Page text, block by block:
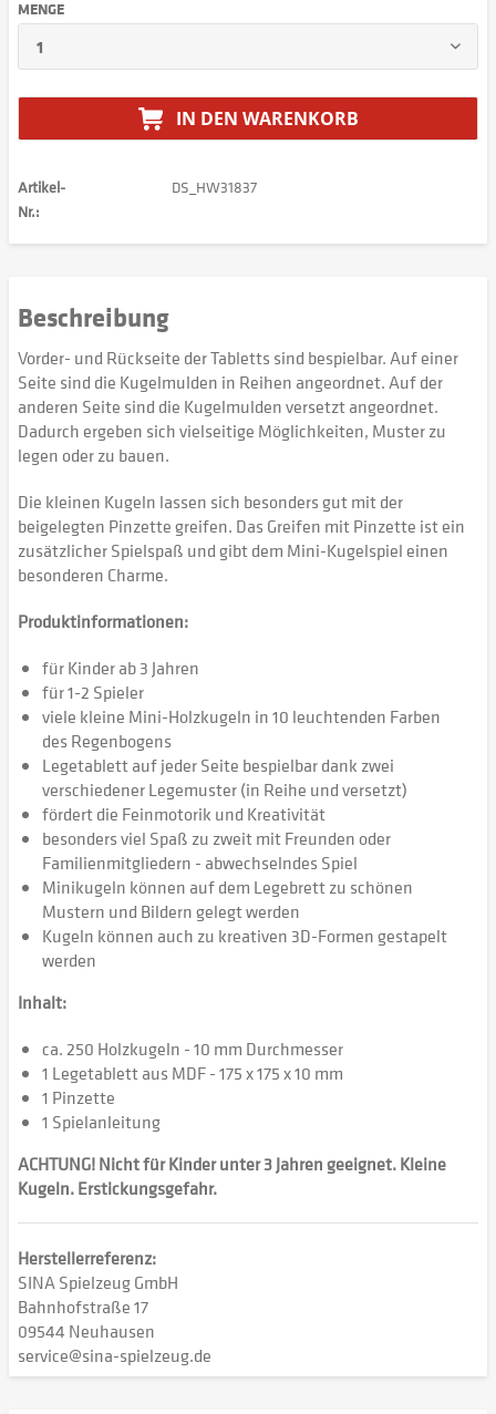
MENGE
IN DEN WARENKORB
Artikel-
Nr.:
DS_HW31837
Beschreibung
Vorder- und Rückseite der Tabletts sind bespielbar. Auf einer
Seite sind die Kugelmulden in Reihen angeordnet. Auf der
anderen Seite sind die Kugelmulden versetzt angeordnet.
Dadurch ergeben sich vielseitige Möglichkeiten, Muster zu
legen oder zu bauen.
Die kleinen Kugeln lassen sich besonders gut mit der
beigelegten Pinzette greifen. Das Greifen mit Pinzette ist ein
zusätzlicher Spielspaß und gibt dem Mini-Kugelspiel einen
besonderen Charme.
Produktinformationen:
für Kinder ab 3 Jahren
für 1-2 Spieler
viele kleine Mini-Holzkugeln in 10 leuchtenden Farben
des Regenbogens
Legetablett auf jeder Seite bespielbar dank zwei
verschiedener Legemuster (in Reihe und versetzt)
fördert die Feinmotorik und Kreativität
besonders viel Spaß zu zweit mit Freunden oder
Familienmitgliedern - abwechselndes Spiel
Minikugeln können auf dem Legebrett zu schönen
Mustern und Bildern gelegt werden
Kugeln können auch zu kreativen 3D-Formen gestapelt
werden
Inhalt:
ca. 250 Holzkugeln - 10 mm Durchmesser
1 Legetablett aus MDF - 175 x 175 x 10 mm
1 Pinzette
1 Spielanleitung
ACHTUNG! Nicht für Kinder unter 3 Jahren geeignet. Kleine
Kugeln. Erstickungsgefahr.
Herstellerreferenz:
SINA Spielzeug GmbH
Bahnhofstraße 17
09544 Neuhausen
service@sina-spielzeug.de